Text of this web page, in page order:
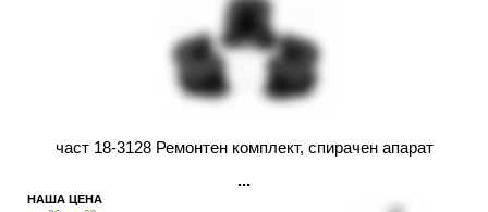
част 18-3128 Ремонтен комплект, спирачен апарат